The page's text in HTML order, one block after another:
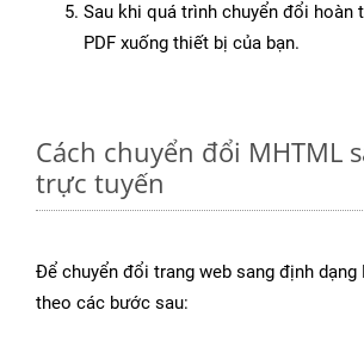
Sau khi quá trình chuyển đổi hoàn
PDF xuống thiết bị của bạn.
Cách chuyển đổi MHTML
trực tuyến
Để chuyển đổi trang web sang định dạng
theo các bước sau: